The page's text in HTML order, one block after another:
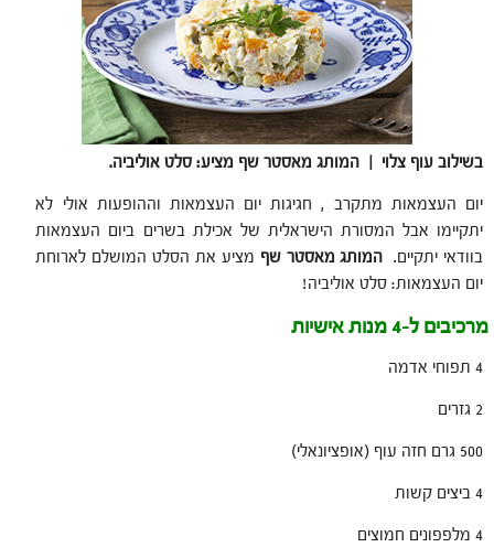
בשילוב עוף צלוי | המותג מאסטר שף מציע: סלט אוליביה.
יום העצמאות מתקרב , חגיגות יום העצמאות וההופעות אולי לא
יתקיימו אבל המסורת הישראלית של אכילת בשרים ביום העצמאות
בוודאי יתקיים. המותג מאסטר שף מציע את הסלט המושלם לארוחת
יום העצמאות: סלט אוליביה!
מרכיבים ל-4 מנות אישיות
4 תפוחי אדמה
2 גזרים
500 גרם חזה עוף (אופציונאלי)
4 ביצים קשות
4 מלפפונים חמוצים